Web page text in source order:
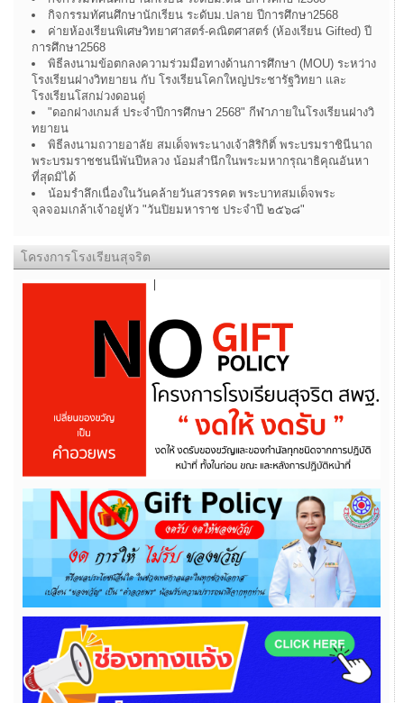
กิจกรรมทัศนศึกษานักเรียน ระดับม.ปลาย ปีการศึกษา2568
ค่ายห้องเรียนพิเศษวิทยาศาสตร์-คณิตศาสตร์ (ห้องเรียน Gifted) ปี
การศึกษา2568
พิธีลงนามข้อตกลงความร่วมมือทางด้านการศึกษา (MOU) ระหว่าง
โรงเรียนฝางวิทยายน กับ โรงเรียนโคกใหญ่ประชารัฐวิทยา และ
โรงเรียนโสกม่วงดอนดู่
"ดอกฝางเกมส์ ประจำปีการศึกษา 2568" กีฬาภายในโรงเรียนฝางวิ
ทยายน
พิธีลงนามถวายอาลัย สมเด็จพระนางเจ้าสิริกิติ์ พระบรมราชินีนาถ
พระบรมราชชนนีพันปีหลวง น้อมสำนึกในพระมหากรุณาธิคุณอันหา
ที่สุดมิได้
น้อมรำลึกเนื่องในวันคล้ายวันสวรรคต พระบาทสมเด็จพระ
จุลจอมเกล้าเจ้าอยู่หัว "วันปิยมหาราช ประจำปี ๒๕๖๘"
โครงการโรงเรียนสุจริต